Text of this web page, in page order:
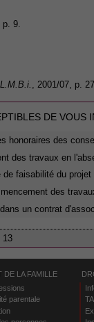
p. 9.
, 2001/07, p.
DE VOUS
honoraires des
des travaux en
de faisabilité du projet
des
un contrat
13
DE LA FAMILLE
parentale